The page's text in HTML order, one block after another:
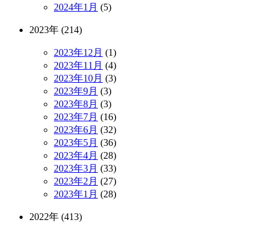
2024年1月 (5)
2023年 (214)
2023年12月 (1)
2023年11月 (4)
2023年10月 (3)
2023年9月 (3)
2023年8月 (3)
2023年7月 (16)
2023年6月 (32)
2023年5月 (36)
2023年4月 (28)
2023年3月 (33)
2023年2月 (27)
2023年1月 (28)
2022年 (413)